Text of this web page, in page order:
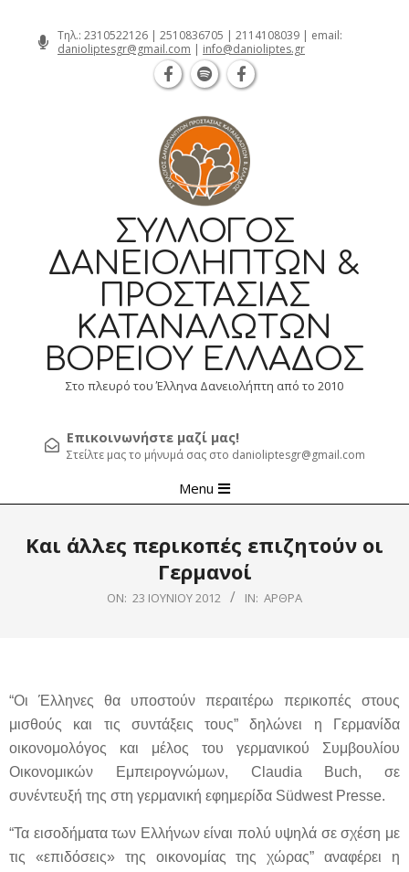
Τηλ.: 2310522126 | 2510836705 | 2114108039 | email:
danioliptesgr@gmail.com | info@danioliptes.gr
ΣΎΛΛΟΓΟΣ
ΔΑΝΕΙΟΛΗΠΤΏΝ &
ΠΡΟΣΤΑΣΊΑΣ
ΚΑΤΑΝΑΛΩΤΏΝ
ΒΟΡΕΊΟΥ ΕΛΛΆΔΟΣ
Στο πλευρό του Έλληνα Δανειολήπτη από το 2010
Επικοινωνήστε μαζί μας!
Στείλτε μας το μήνυμά σας στο danioliptesgr@gmail.com
Navigation
Menu
Και άλλες περικοπές επιζητούν οι
Γερμανοί
ON: 23 ΙΟΥΝΊΟΥ 2012 IN: ΆΡΘΡΑ
“Οι Έλληνες θα υποστούν περαιτέρω περικοπές στους
μισθούς και τις συντάξεις τους” δηλώνει η Γερμανίδα
οικονομολόγος και μέλος του γερμανικού Συμβουλίου
Οικονομικών Εμπειρογνώμων, Claudia Buch, σε
συνέντευξή της στη γερμανική εφημερίδα Südwest Presse.
“Τα εισοδήματα των Ελλήνων είναι πολύ υψηλά σε σχέση με
τις «επιδόσεις» της οικονομίας της χώρας” αναφέρει η